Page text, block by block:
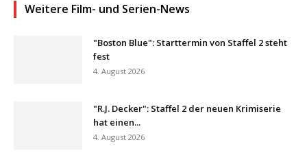
Weitere Film- und Serien-News
"Boston Blue": Starttermin von Staffel 2 steht
fest
4. August 2026
"R.J. Decker": Staffel 2 der neuen Krimiserie
hat einen...
4. August 2026